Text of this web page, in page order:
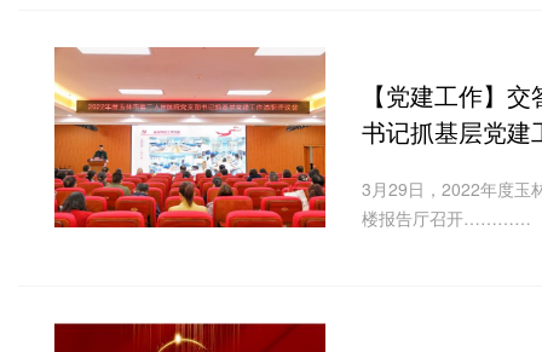
【党建工作】 交
书记抓基层党建
3月29日，2022年度玉
楼报告厅召开…………